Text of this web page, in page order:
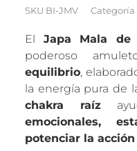
SKU BI-JMV Categoría
El Japa Mala de
poderoso
equilibrio,
la energía pura de
chakra raíz
emocionales,
potenciar la